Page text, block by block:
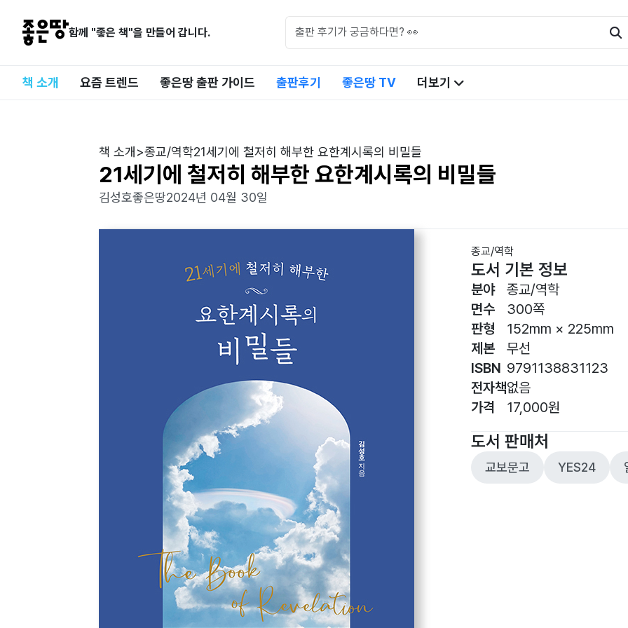
함께 "좋은 책"을 만들어 갑니다.
책 소개 요즘 트렌드 좋은땅 출판 가이드 출판후기 좋은땅 TV 더보기
책 소개 >종교/역학21세기에 철저히 해부한 요한계시록의 비밀들
21세기에 철저히 해부한 요한계시록의 비밀들
김성호좋은땅2024년 04월 30일
종교/역학
도서 기본 정보
분야
면수
판형
제본
ISBN
전자책
가격
종교/역학
300쪽
152mm × 225mm
무선
9791138831123
없음
17,000원
도서 판매처
교보문고 YES24